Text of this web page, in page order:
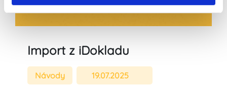
Import z iDokladu
Návody
19.07.2025